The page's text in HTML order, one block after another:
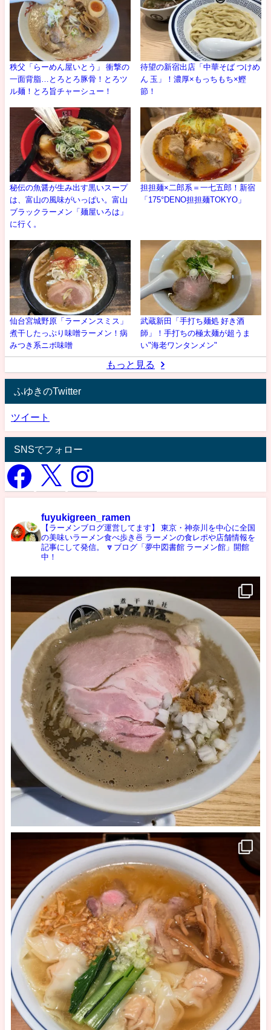
秩父「らーめん屋いとう」 衝撃の
一面背脂…とろとろ豚骨！とろツ
ル麺！とろ旨チャーシュー！
待望の新宿出店「中華そば つけめ
ん 玉」！濃厚×もっちもち×鰹
節！
秘伝の魚醤が生み出す黒いスープ
は、富山の風味がいっぱい。富山
ブラックラーメン「麺屋いろは」
に行く。
担担麺×二郎系＝一七五郎！新宿
「175°DENO担担麺TOKYO」
仙台宮城野原「ラーメンスミス」
煮干したっぷり味噌ラーメン！病
みつき系ニボ味噌
武蔵新田「手打ち麺処 好き酒
師」！手打ちの極太麺が超うま
い"海老ワンタンメン"
もっと見る
ふゆきのTwitter
ツイート
SNSでフォロー
fuyukigreen_ramen
【ラーメンブログ運営してます】
東京・神奈川を中心に全国
の美味いラーメン食べ歩き🍜 ラーメンの食レポや店舗情報を
記事にして発信。
🔽ブログ「夢中図書館 ラーメン館」開館
中！